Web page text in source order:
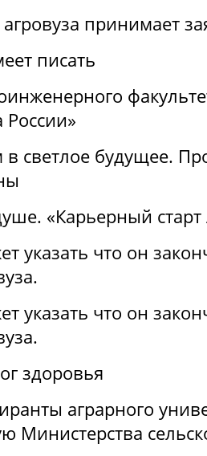
принимает
писать
России»
светлое будущее.
«Карьерный
указать что он
указать что он
здоровья
аграрного
Министерства